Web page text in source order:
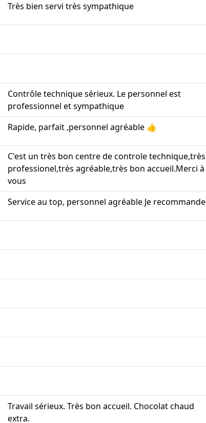
Très bien servi très sympathique
Contrôle technique sérieux. Le personnel est
professionnel et sympathique
Rapide, parfait ,personnel agréable 👍
C'est un très bon centre de controle technique,très
professionel,très agréable,très bon accueil.Merci à
vous
Service au top, personnel agréable Je recommande
Travail sérieux. Très bon accueil. Chocolat chaud
extra.